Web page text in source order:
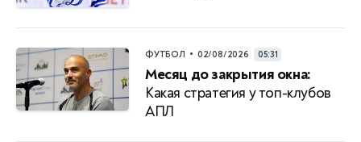
ФУТБОЛ • 02/08/2026 05:31
Месяц до закрытия окна:
Какая стратегия у топ-клубов
АПЛ